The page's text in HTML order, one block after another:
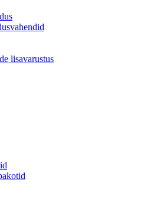
lisavarustus